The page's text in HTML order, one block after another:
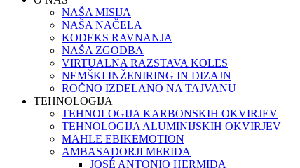
NAŠA MISIJA
NAŠA NAČELA
KODEKS RAVNANJA
NAŠA ZGODBA
VIRTUALNA RAZSTAVA KOLES
NEMŠKI INŽENIRING IN DIZAJN
ROČNO IZDELANO NA TAJVANU
TEHNOLOGIJA
TEHNOLOGIJA KARBONSKIH OKVIRJEV
TEHNOLOGIJA ALUMINIJSKIH OKVIRJEV
MAHLE EBIKEMOTION
AMBASADORJI MERIDA
JOSÉ ANTONIO HERMIDA